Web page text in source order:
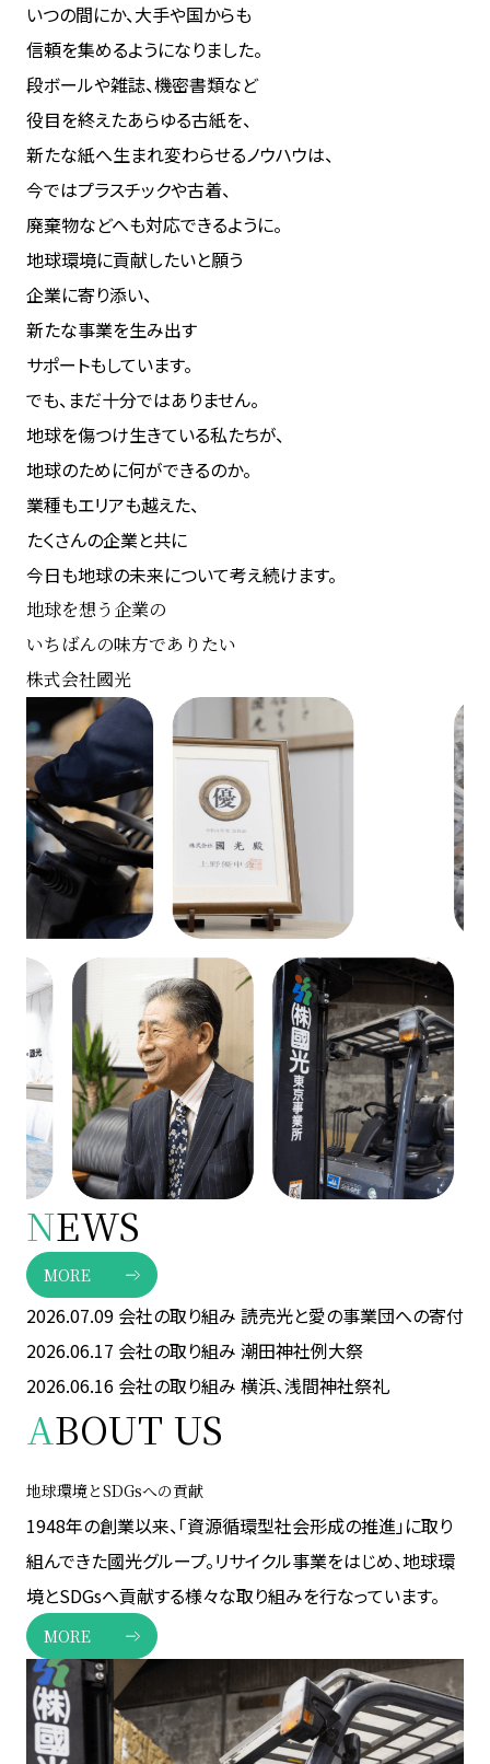
いつの間にか、大手や国からも
信頼を集めるようになりました。
段ボールや雑誌、機密書類など
役目を終えたあらゆる古紙を、
新たな紙へ生まれ変わらせるノウハウは、
今ではプラスチックや古着、
廃棄物などへも対応できるように。
地球環境に貢献したいと願う
企業に寄り添い、
新たな事業を生み出す
サポートもしています。
でも、まだ十分ではありません。
地球を傷つけ生きている私たちが、
地球のために何ができるのか。
業種もエリアも越えた、
たくさんの企業と共に
今日も地球の未来について考え続けます。
地球を想う企業の
いちばんの味方でありたい
株式会社國光
NEWS
MORE
2026.07.09 会社の取り組み 読売光と愛の事業団への寄付
2026.06.17 会社の取り組み 潮田神社例大祭
2026.06.16 会社の取り組み 横浜、浅間神社祭礼
ABOUT US
地球環境とSDGsへの貢献
1948年の創業以来、「資源循環型社会形成の推進」に取り
組んできた國光グループ。リサイクル事業をはじめ、地球環
境とSDGsへ貢献する様々な取り組みを行なっています。
MORE